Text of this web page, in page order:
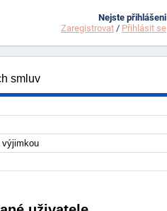
smluv
výjimkou
Nejste přihlášeni
Zaregistrovat / Přihlásit se